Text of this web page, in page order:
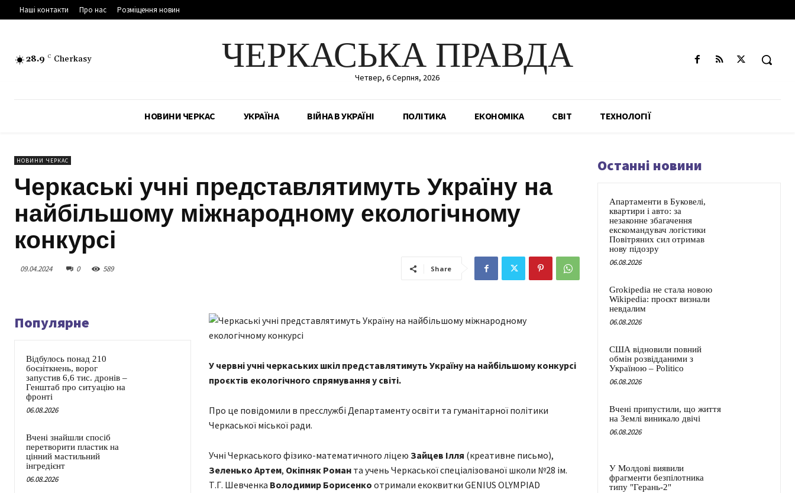
Наші контакти Про нас Розміщення новин
28.9 C Cherkasy ЧЕРКАСЬКА ПРАВДА
Четвер, 6 Серпня, 2026
НОВИНИ ЧЕРКАС УКРАЇНА ВІЙНА В УКРАЇНІ ПОЛІТИКА ЕКОНОМІКА СВІТ ТЕХНОЛОГІЇ
НОВИНИ ЧЕРКАС
Черкаські учні представлятимуть Україну на
найбільшому міжнародному екологічному
конкурсі
09.04.2024 0 589 Share
Популярне
Відбулось понад 210
боєзіткнень, ворог
запустив 6,6 тис. дронів –
Генштаб про ситуацію на
фронті
06.08.2026
Вчені знайшли спосіб
перетворити пластик на
цінний мастильний
інгредієнт
06.08.2026
У червні учні черкаських шкіл представлятимуть Україну на найбільшому конкурсі
проєктів екологічного спрямування у світі.
Про це повідомили в пресслужбі Департаменту освіти та гуманітарної політики
Черкаської міської ради.
Учні Черкаського фізико-математичного ліцею Зайцев Ілля (креативне письмо),
Зеленько Артем, Окіпняк Романта учень Черкаської спеціалізованої школи №28 ім.
Т.Г. Шевченка Володимир Борисенко отримали екоквитки GENIUS OLYMPIAD
Останні новини
Апартаменти в Буковелі,
квартири і авто: за
незаконне збагачення
екскомандувач логістики
Повітряних сил отримав
нову підозру
06.08.2026
Grokipedia не стала новою
Wikipedia: проєкт визнали
невдалим
06.08.2026
США відновили повний
обмін розвідданими з
Україною – Politico
06.08.2026
Вчені припустили, що життя
на Землі виникало двічі
06.08.2026
У Молдові виявили
фрагменти безпілотника
типу "Герань-2"